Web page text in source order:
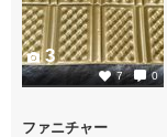
7 0
3
ファニチャー